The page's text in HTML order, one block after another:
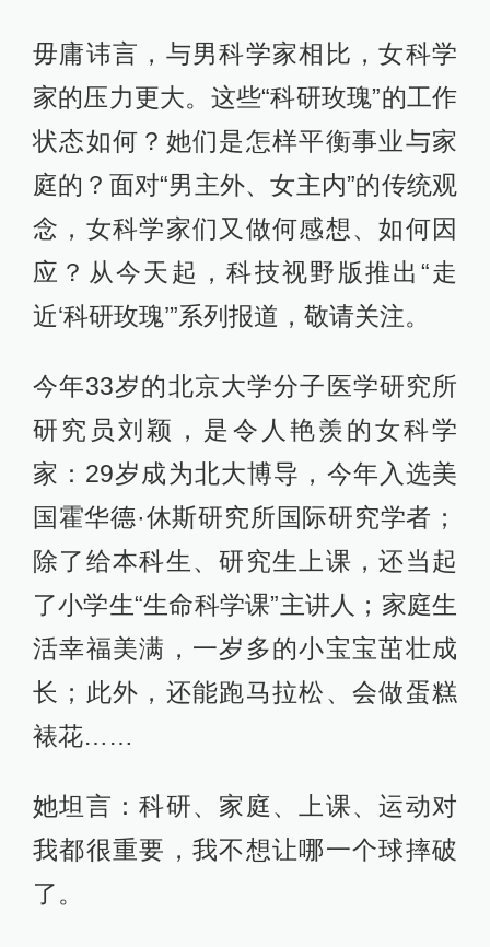
毋庸讳言，与男科学家相比，女科学
家的压力更大。这些“科研玫瑰”的工作
状态如何？她们是怎样平衡事业与家
庭的？面对“男主外、女主内”的传统观
念，女科学家们又做何感想、如何因
应？从今天起，科技视野版推出“走
近‘科研玫瑰’”系列报道，敬请关注。
今年33岁的北京大学分子医学研究所
研究员刘颖，是令人艳羡的女科学
家：29岁成为北大博导，今年入选美
国霍华德·休斯研究所国际研究学者；
除了给本科生、研究生上课，还当起
了小学生“生命科学课”主讲人；家庭生
活幸福美满，一岁多的小宝宝茁壮成
长；此外，还能跑马拉松、会做蛋糕
裱花……
她坦言：科研、家庭、上课、运动对
我都很重要，我不想让哪一个球摔破
了。